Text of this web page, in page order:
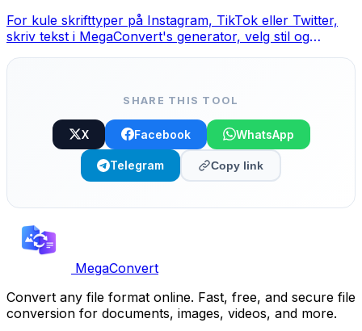
For kule skrifttyper på Instagram, TikTok eller Twitter,
skriv tekst i MegaConvert's generator, velg stil og
SHARE THIS TOOL
X Facebook WhatsApp
Telegram Copy link
MegaConvert
Convert any file format online. Fast, free, and secure file
conversion for documents, images, videos, and more.